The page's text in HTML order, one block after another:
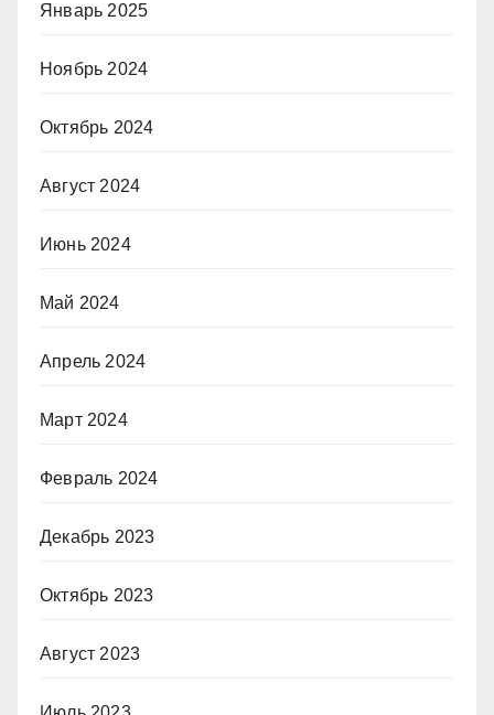
Январь 2025
Ноябрь 2024
Октябрь 2024
Август 2024
Июнь 2024
Май 2024
Апрель 2024
Март 2024
Февраль 2024
Декабрь 2023
Октябрь 2023
Август 2023